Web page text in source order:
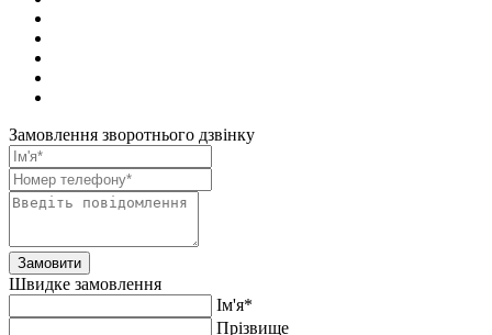
Замовлення зворотнього дзвінку
Замовити
Швидке замовлення
Ім'я*
Прiзвище